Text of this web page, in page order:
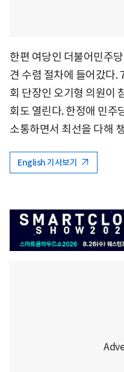
한편 여당인 더불어민주
견 수렴 절차에 들어갔다.
회 단장인 오기형 의원이
회도 열린다. 한정애 민주
소통하면서 최선을 다해
English 기사보기